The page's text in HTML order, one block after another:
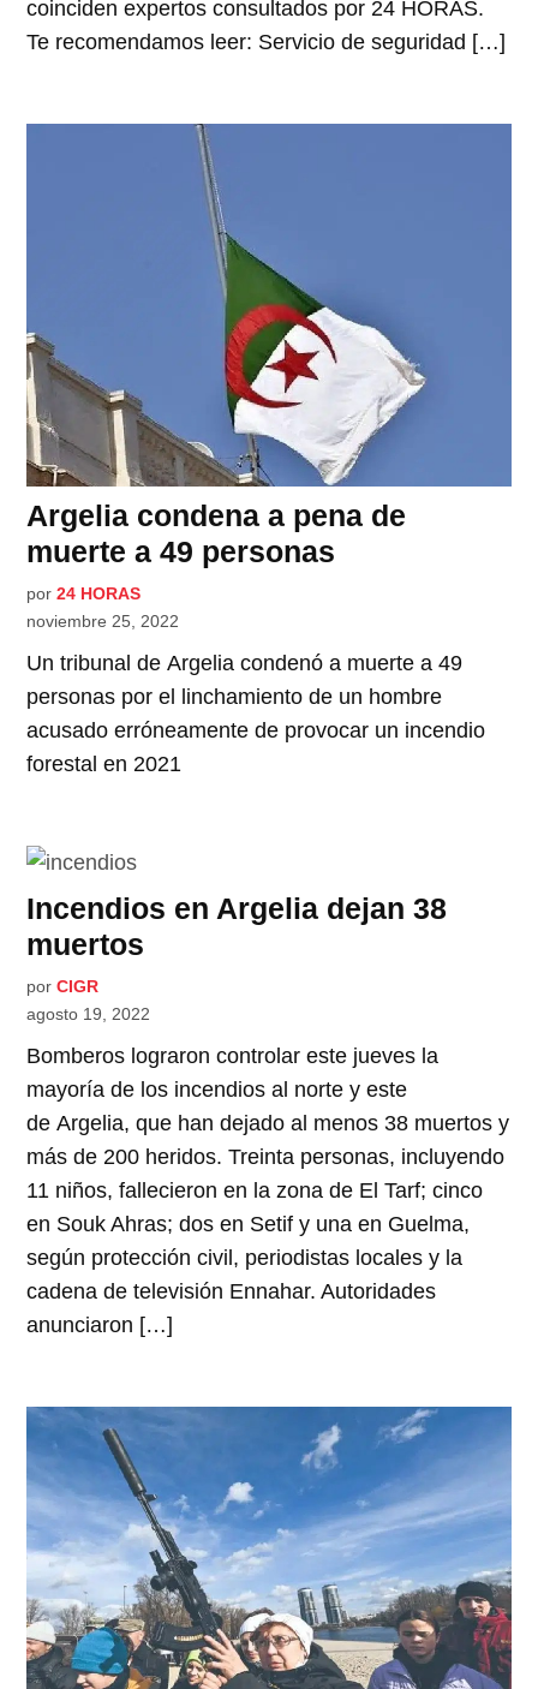
coinciden expertos consultados por 24 HORAS.
Te recomendamos leer: Servicio de seguridad […]
Argelia condena a pena de
muerte a 49 personas
por 24 HORAS
noviembre 25, 2022
Un tribunal de Argelia condenó a muerte a 49
personas por el linchamiento de un hombre
acusado erróneamente de provocar un incendio
forestal en 2021
Incendios en Argelia dejan 38
muertos
por CIGR
agosto 19, 2022
Bomberos lograron controlar este jueves la
mayoría de los incendios al norte y este
de Argelia, que han dejado al menos 38 muertos y
más de 200 heridos. Treinta personas, incluyendo
11 niños, fallecieron en la zona de El Tarf; cinco
en Souk Ahras; dos en Setif y una en Guelma,
según protección civil, periodistas locales y la
cadena de televisión Ennahar. Autoridades
anunciaron […]